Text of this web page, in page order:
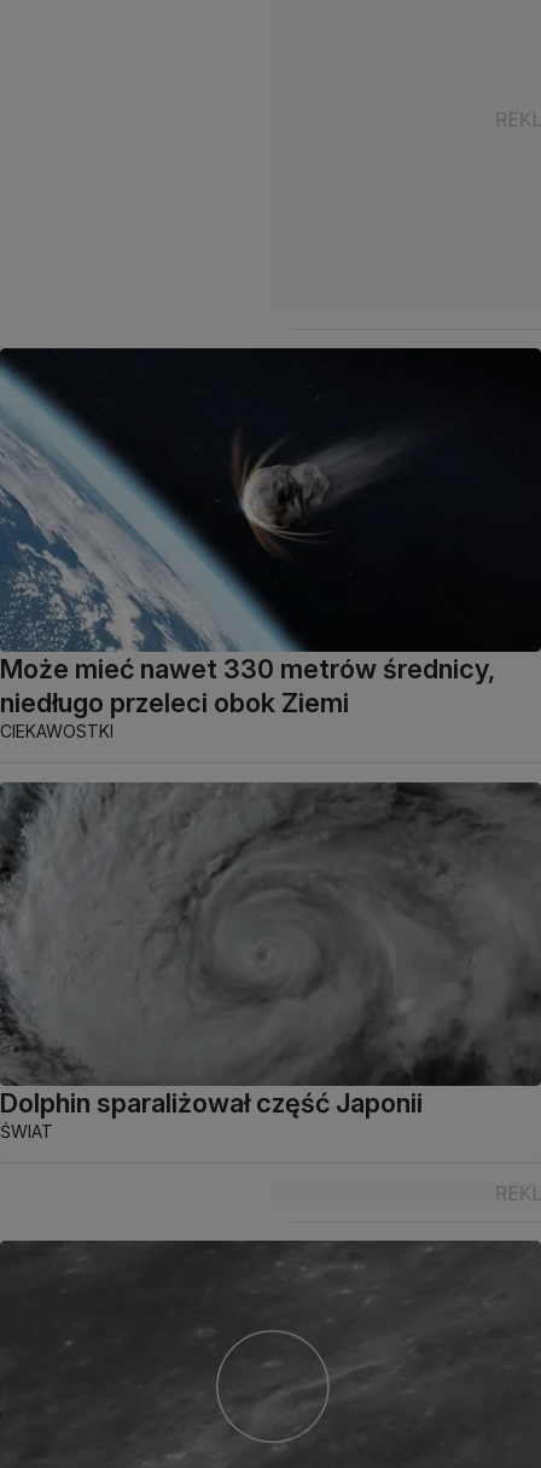
Może mieć nawet 330 metrów średnicy,
niedługo przeleci obok Ziemi
CIEKAWOSTKI
Dolphin sparaliżował część Japonii
ŚWIAT